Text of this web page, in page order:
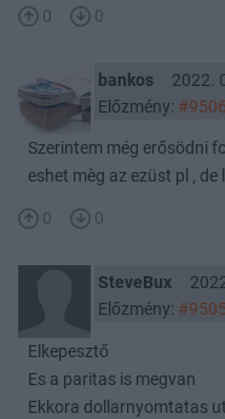
0 0
bankos
2022.
Előzmény: #9506
Szerintem még erősödni
eshet mèg az ezüst pl ,
0 0
SteveBux
Előzmény: #9505
Elkepesztő
Es a paritas is megvan
Ekkora dollarnyomtatas